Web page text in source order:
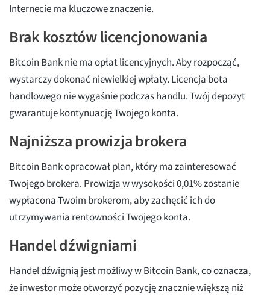
Internecie ma kluczowe znaczenie.
Brak kosztów licencjonowania
Bitcoin Bank nie ma opłat licencyjnych. Aby rozpocząć,
wystarczy dokonać niewielkiej wpłaty. Licencja bota
handlowego nie wygaśnie podczas handlu. Twój depozyt
gwarantuje kontynuację Twojego konta.
Najniższa prowizja brokera
Bitcoin Bank opracował plan, który ma zainteresować
Twojego brokera. Prowizja w wysokości 0,01% zostanie
wypłacona Twoim brokerom, aby zachęcić ich do
utrzymywania rentowności Twojego konta.
Handel dźwigniami
Handel dźwignią jest możliwy w Bitcoin Bank, co oznacza,
że inwestor może otworzyć pozycję znacznie większą niż